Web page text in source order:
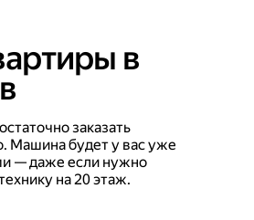
в
заказать
Машина будет у вас уже
— даже если нужно
на 20 этаж.